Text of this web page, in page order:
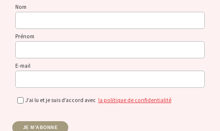
Nom
Prénom
E-mail
J’ai lu et je suis d’accord avec la politique de confidentialité
JE M'ABONNE